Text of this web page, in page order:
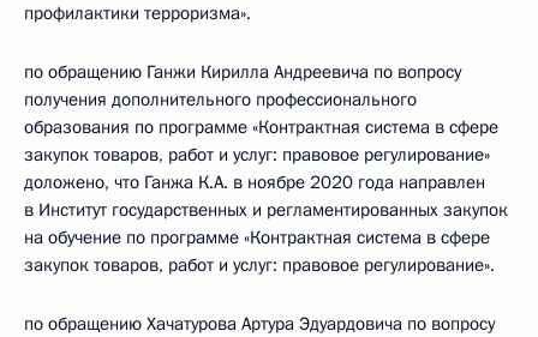
профилактики терроризма».
по обращению Ганжи Кирилла Андреевича по вопросу
получения дополнительного профессионального
образования по программе «Контрактная система в сфере
закупок товаров, работ и услуг: правовое регулирование»
доложено, что Ганжа К.А. в ноябре 2020 года направлен
в Институт государственных и регламентированных закупок
на обучение по программе «Контрактная система в сфере
закупок товаров, работ и услуг: правовое регулирование».
по обращению Хачатурова Артура Эдуардовича по вопросу